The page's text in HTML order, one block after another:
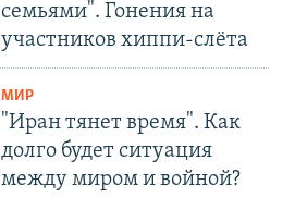
семьями". Гонения на
участников хиппи-слёта
МИР
"Иран тянет время". Как
долго будет ситуация
между миром и войной?